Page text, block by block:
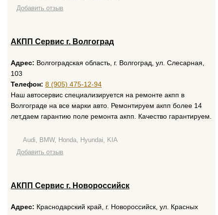
Добавить отзыв
АКПП Сервис г. Волгоград
Адрес: Волгоградская область, г. Волгоград, ул. Слесарная,
103
Телефон: 8 (905) 475-12-94
Наш автосервис специализируется на ремонте акпп в
Волгограде на все марки авто. Ремонтируем акпп более 14
лет,даем гарантию поле ремонта акпп. Качество гарантируем.
Audi, BMW, Honda, Hyundai, KIA
Добавить отзыв
АКПП Сервис г. Новороссийск
Адрес: Краснодарский край, г. Новороссийск, ул. Красных